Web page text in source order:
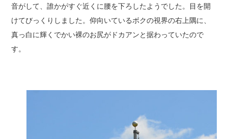
音がして、誰かがすぐ近くに腰を下ろしたようでした。目を開
けてびっくりしました。仰向いているボクの視界の右上隅に、
真っ白に輝くでかい裸のお尻がドカアンと据わっていたので
す。